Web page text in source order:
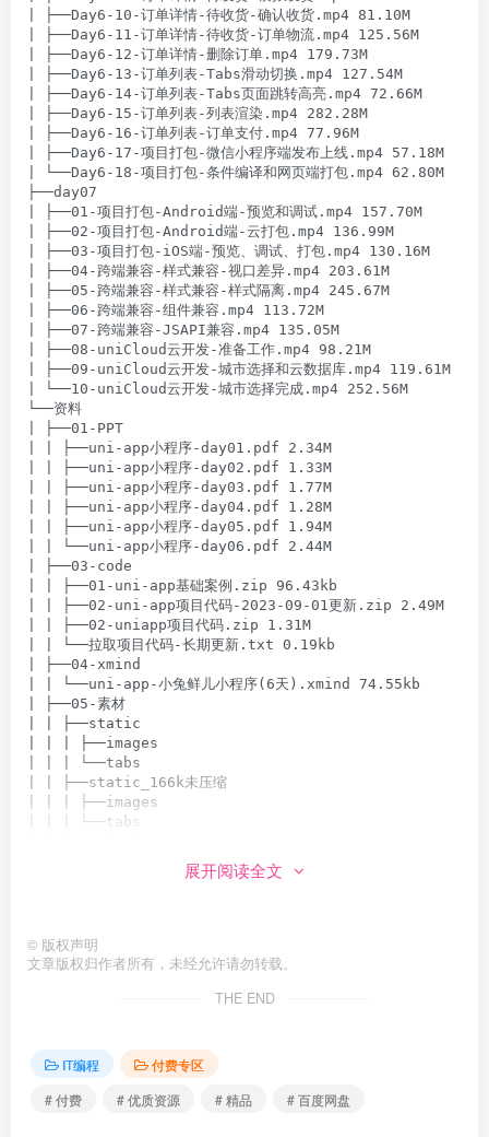
| ├──Day6-10-订单详情-待收货-确认收货.mp4 81.10M
| ├──Day6-11-订单详情-待收货-订单物流.mp4 125.56M
| ├──Day6-12-订单详情-删除订单.mp4 179.73M
| ├──Day6-13-订单列表-Tabs滑动切换.mp4 127.54M
| ├──Day6-14-订单列表-Tabs页面跳转高亮.mp4 72.66M
| ├──Day6-15-订单列表-列表渲染.mp4 282.28M
| ├──Day6-16-订单列表-订单支付.mp4 77.96M
| ├──Day6-17-项目打包-微信小程序端发布上线.mp4 57.18M
| └──Day6-18-项目打包-条件编译和网页端打包.mp4 62.80M
├──day07
| ├──01-项目打包-Android端-预览和调试.mp4 157.70M
| ├──02-项目打包-Android端-云打包.mp4 136.99M
| ├──03-项目打包-iOS端-预览、调试、打包.mp4 130.16M
| ├──04-跨端兼容-样式兼容-视口差异.mp4 203.61M
| ├──05-跨端兼容-样式兼容-样式隔离.mp4 245.67M
| ├──06-跨端兼容-组件兼容.mp4 113.72M
| ├──07-跨端兼容-JSAPI兼容.mp4 135.05M
| ├──08-uniCloud云开发-准备工作.mp4 98.21M
| ├──09-uniCloud云开发-城市选择和云数据库.mp4 119.61M
| └──10-uniCloud云开发-城市选择完成.mp4 252.56M
└──资料
| ├──01-PPT
| | ├──uni-app小程序-day01.pdf 2.34M
| | ├──uni-app小程序-day02.pdf 1.33M
| | ├──uni-app小程序-day03.pdf 1.77M
| | ├──uni-app小程序-day04.pdf 1.28M
| | ├──uni-app小程序-day05.pdf 1.94M
| | └──uni-app小程序-day06.pdf 2.44M
| ├──03-code
| | ├──01-uni-app基础案例.zip 96.43kb
| | ├──02-uni-app项目代码-2023-09-01更新.zip 2.49M
| | ├──02-uniapp项目代码.zip 1.31M
| | └──拉取项目代码-长期更新.txt 0.19kb
| ├──04-xmind
| | └──uni-app-小兔鲜儿小程序(6天).xmind 74.55kb
| ├──05-素材
| | ├──static
| | | ├──images
| | | └──tabs
| | ├──static_166k未压缩
| | | ├──images
| | | └──tabs
| | | ├──banner_1.jpg 105.17kb
| | | ├──brand_logo_1.jpg 12.85kb
| | | ├──brand_logo_4.jpg 16.47kb
| | | ├──brand_logo_5.jpg 33.74kb
| | | ├──brand_logo_7.jpg 15.12kb
| | | ├──category_thumb_1.jpg 15.91kb
| | | ├──category_thumb_2.jpg 18.99kb
| | | ├──category_thumb_3.jpg 17.33kb
展开阅读全文
© 版权声明
文章版权归作者所有，未经允许请勿转载。
THE END
IT编程
付费专区
# 付费
# 优质资源 # 精品 # 百度网盘